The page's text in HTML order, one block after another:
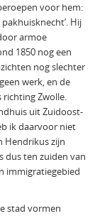
voor hem:
Hij
armoe
1850 nog een
nog slechter
werk, en de
richting Zwolle.
uit Zuidoost-
ik daarvoor niet
Hendrikus zijn
dus ten zuiden van
immigratiegebied
stad vormen